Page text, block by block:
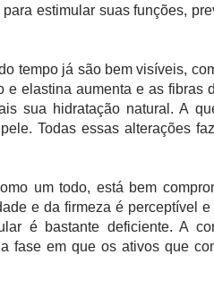
estimular suas funções,
tempo já são bem visíveis,
e elastina aumenta e as fibras
sua hidratação natural. A
Todas essas alterações
um todo, está bem
e da firmeza é perceptível
é bastante deficiente. A
fase em que os ativos que